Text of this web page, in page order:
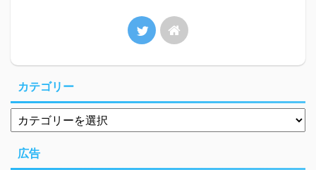
カテゴリー
広告